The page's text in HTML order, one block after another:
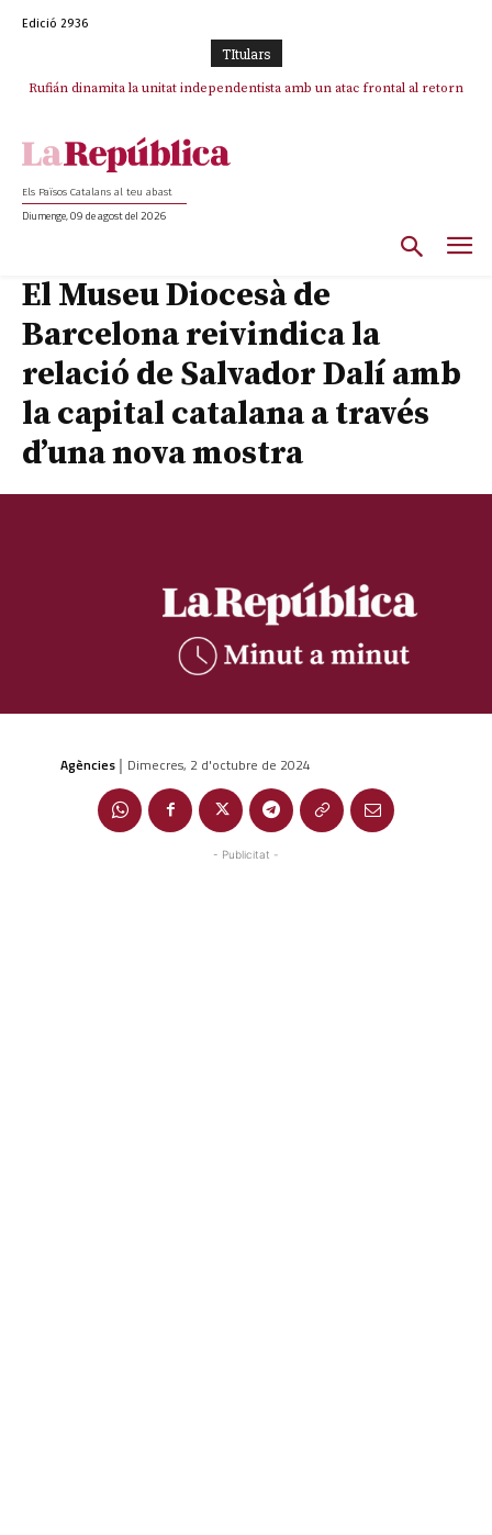
Edició 2936
TItulars
Rufián dinamita la unitat independentista amb un atac frontal al retorn
Puigdemont reivindica la transparència del seu retorn i manté el pols
Els Països Catalans al teu abast
Diumenge, 09 de agost del 2026
El Museu Diocesà de
Barcelona reivindica la
relació de Salvador Dalí amb
la capital catalana a través
d’una nova mostra
Agències | Dimecres, 2 d'octubre de 2024
- Publicitat -